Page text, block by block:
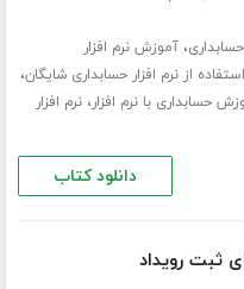
،آموزش نرم افزار
از نرم افزار حسابداری شایگان،
حسابداری با نرم افزار،نرم افزار
دانلود کتاب
ثبت رویداد